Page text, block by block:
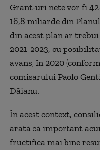
Grant-uri nete vor fi
16,8 miliarde din
din acest plan ar
2021-2023, cu
avans, în 2020
comisarului Paolo
Dăianu.
În acest context,
arată că important
fructifica mai bine